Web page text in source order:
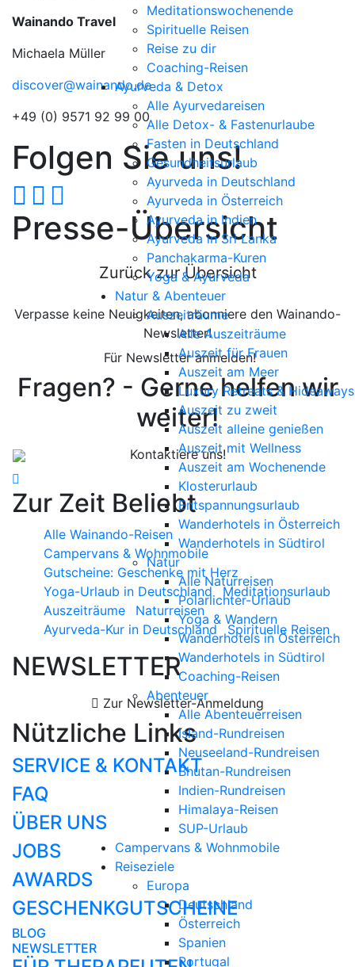
Meditationswochenende
Spirituelle Reisen
Reise zu dir
Coaching-Reisen
Ayurveda & Detox
Alle Ayurvedareisen
Alle Detox- & Fastenurlaube
Fasten in Deutschland
Gesundheitsurlaub
Ayurveda in Deutschland
Ayurveda in Österreich
Ayurveda in Indien
Ayurveda in Sri Lanka
Panchakarma-Kuren
Yoga & Ayurveda
Natur & Abenteuer
Auszeiträume
Alle Auszeiträume
Auszeit für Frauen
Auszeit am Meer
Luxury Retreats & Hideaways
Auszeit zu zweit
Auszeit alleine genießen
Auszeit mit Wellness
Auszeit am Wochenende
Klosterurlaub
Entspannungsurlaub
Wanderhotels in Österreich
Wanderhotels in Südtirol
Natur
Alle Naturreisen
Polarlichter-Urlaub
Yoga & Wandern
Wanderhotels in Österreich
Wanderhotels in Südtirol
Coaching-Reisen
Abenteuer
Alle Abenteuerreisen
Island-Rundreisen
Neuseeland-Rundreisen
Bhutan-Rundreisen
Indien-Rundreisen
Himalaya-Reisen
SUP-Urlaub
Campervans & Wohnmobile
Reiseziele
Europa
Deutschland
Österreich
Spanien
Portugal
Wainando Travel
Michaela Müller
discover@wainando.de
+49 (0) 9571 92 99 00
Folgen Sie uns!
Presse-Übersicht
Zurück zur Übersicht
Verpasse keine Neuigkeiten, abonniere den Wainando-
Newsletter!
Für Newsletter anmelden!
Fragen? - Gerne helfen wir
weiter!
Kontaktiere uns!
Zur Zeit Beliebt
Alle Wainando-Reisen
Campervans & Wohnmobile
Gutscheine: Geschenke mit Herz
Yoga-Urlaub in Deutschland
Meditationsurlaub
Auszeiträume
Naturreisen
Ayurveda-Kur in Deutschland
Spirituelle Reisen
NEWSLETTER
Zur Newsletter-Anmeldung
Nützliche Links
SERVICE & KONTAKT
FAQ
ÜBER UNS
JOBS
AWARDS
GESCHENKGUTSCHEINE
BLOG
NEWSLETTER